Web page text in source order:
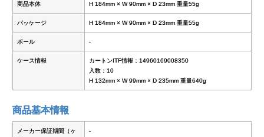
商品本体 H 184mm × W 90mm × D 23mm 重量55g
パッケージ H 184mm × W 90mm × D 23mm 重量55g
ボール -
ケース情報
カートンITF情報：14960169008350
入数：10
H 132mm × W 99mm × D 235mm 重量640g
商品基本情報
メーカー保証期間（ヶ
-